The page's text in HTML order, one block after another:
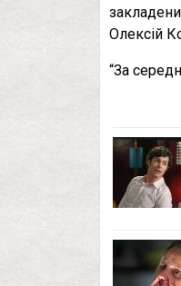
Олексій
“За